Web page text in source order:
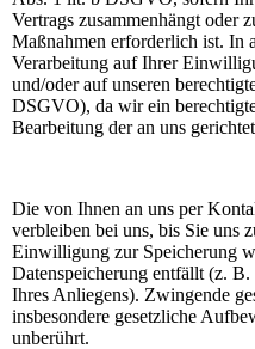
Vertrags zusammenhängt oder
Maßnahmen erforderlich ist. In
Verarbeitung auf Ihrer
und/oder auf unseren
DSGVO), da wir ein
Bearbeitung der an uns
Die von Ihnen an uns per
verbleiben bei uns, bis Sie uns
Einwilligung zur Speicherung
Datenspeicherung entfällt (z. B.
Ihres Anliegens). Zwingende
insbesondere gesetzliche
unberührt.